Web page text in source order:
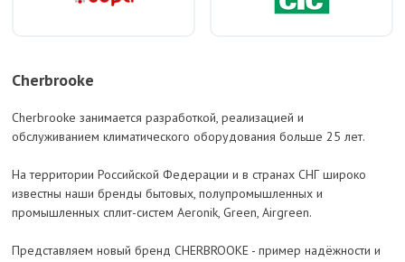
Cherbrooke
Cherbrooke занимается разработкой, реализацией и
обслуживанием климатического оборудования больше 25 лет.
На территории Российской Федерации и в странах СНГ широко
известны наши бренды бытовых, полупромышленных и
промышленных сплит-систем Aeronik, Green, Airgreen.
Представляем новый бренд CHERBROOKE - пример надёжности и